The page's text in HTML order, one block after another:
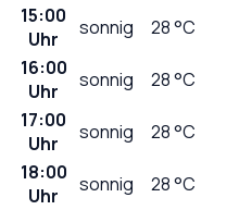
15:00
Uhr
sonnig 28°C
16:00
Uhr
sonnig 28°C
17:00
Uhr
sonnig 28°C
18:00
Uhr
sonnig 28°C